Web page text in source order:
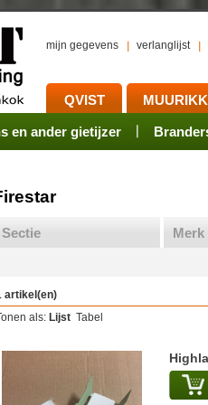
mijn gegevens verlanglijst
QVIST
en ander gietijzer
Rookovens
Bewaren Onderhoud
sets Pots, Pans, Kettles
Sectie Merk
artikel(en)
als: Lijst Tabel